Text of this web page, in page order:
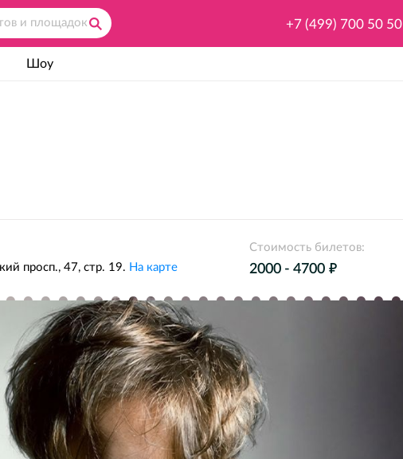
+7 (499) 700 50 50
Шоу
просп., 47, стр. 19. На карте
Стоимость билетов:
2000 - 4700 е